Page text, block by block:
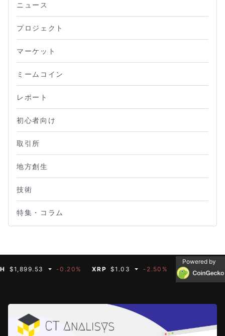
ニュース
プロジェクト
マーケット
ミームコイン
レポート
初心者向け
取引所
地方創生
技術
特集・コラム
-0.20% XRP $1.03 -2.50% BNB $591.35 -
Powered by